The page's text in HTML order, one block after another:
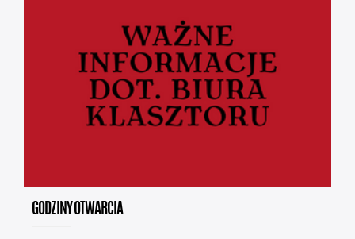
GODZINY OTWARCIA